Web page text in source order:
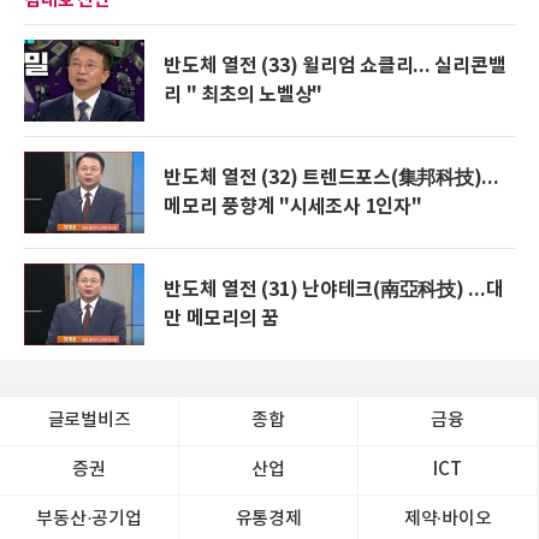
반도체 열전 (33) 윌리엄 쇼클리... 실리콘밸
리 " 최초의 노벨상"
반도체 열전 (32) 트렌드포스(集邦科技)...
메모리 풍향계 "시세조사 1인자"
반도체 열전 (31) 난야테크(南亞科技) ...대
만 메모리의 꿈
글로벌비즈 종합 금융
증권 산업 ICT
부동산·공기업 유통경제 제약∙바이오